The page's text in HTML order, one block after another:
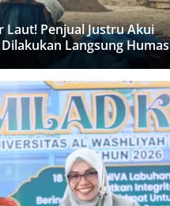
Laut! Penjual Justru Akui
Langsung Humas